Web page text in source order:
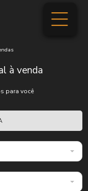
à venda
para você